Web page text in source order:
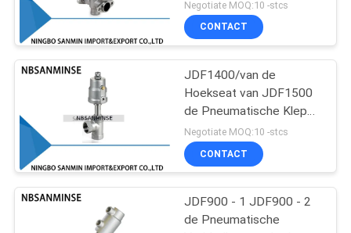
Pneumatische
Luchtcilinder
pneumatische
Type JDF1300
Negotiate MOQ:10 -stcs
CONTACT
JDF1400/van de
Hoekseat van JDF1500
de Pneumatische Klep
SS 304 Pneumatische
Afvoerkanaalklep
Negotiate MOQ:10 -stcs
CONTACT
JDF900 - 1 JDF900 - 2
de Pneumatische